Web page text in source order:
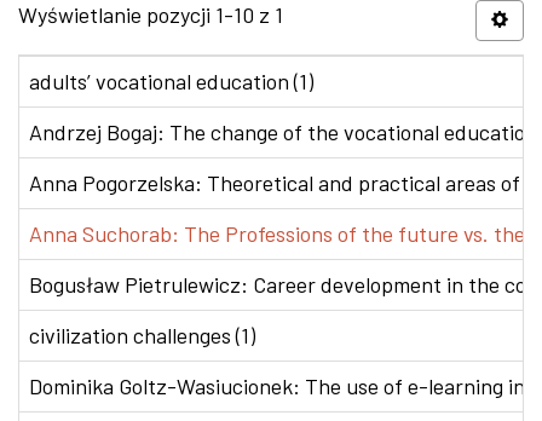
Wyświetlanie pozycji 1-10 z 1
adults’ vocational education (1)
Andrzej Bogaj: The change of the vocational
Anna Pogorzelska: Theoretical and practical areas of
Anna Suchorab: The Professions of the future vs. the
Bogusław Pietrulewicz: Career development in the
civilization challenges (1)
Dominika Goltz-Wasiucionek: The use of e-learning in